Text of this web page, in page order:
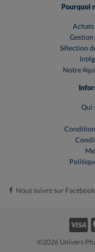
Pourquoi
Achats
Sélection
Notre
Qui
Nous suivre sur Facebook
©2026 Univers